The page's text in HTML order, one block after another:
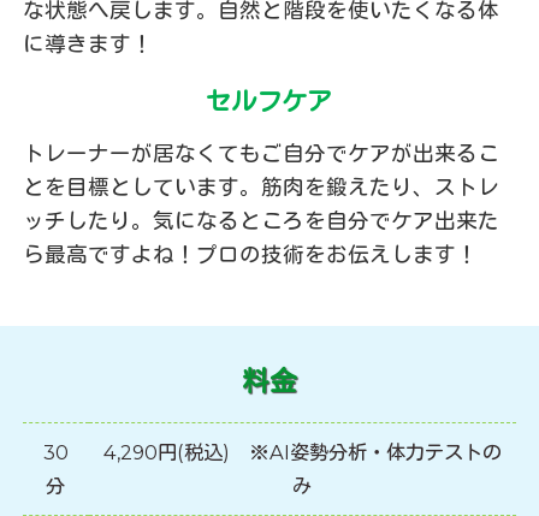
な状態へ戻します。自然と階段を使いたくなる体
に導きます！
セルフケア
トレーナーが居なくてもご自分でケアが出来るこ
とを目標としています。筋肉を鍛えたり、ストレ
ッチしたり。気になるところを自分でケア出来た
ら最高ですよね！プロの技術をお伝えします！
料金
30
分
4,290円(税込) ※AI姿勢分析・体力テストの
み